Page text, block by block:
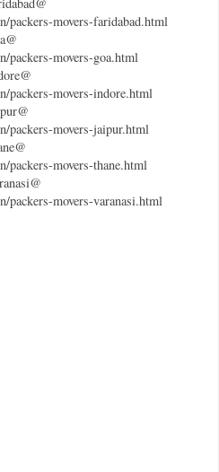
packers-movers-faridabad.html
packers-movers-goa.html
packers-movers-indore.html
packers-movers-jaipur.html
packers-movers-thane.html
packers-movers-varanasi.html